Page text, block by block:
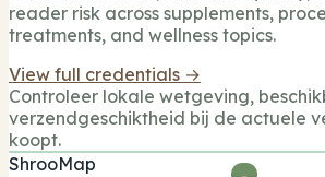
reader risk across supplements,
treatments, and wellness topics.
View full credentials →
Controleer lokale wetgeving,
verzendgeschiktheid bij de actuele
koopt.
ShrooMap